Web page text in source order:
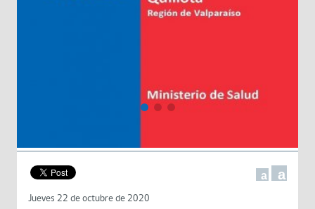
a a
Jueves 22 de octubre de 2020